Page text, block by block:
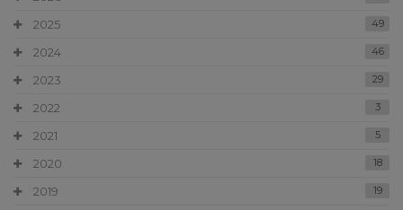
2025 49
2024 46
2023 29
2022 3
2021 5
2020 18
2019 19